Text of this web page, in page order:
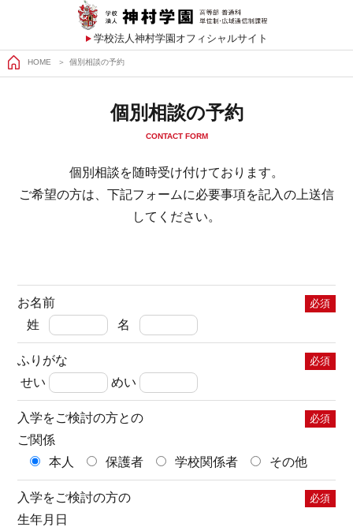
学校法人神村学園オフィシャルサイト
HOME 個別相談の予約
個別相談の予約
CONTACT FORM
個別相談を随時受け付けております。
ご希望の方は、下記フォームに必要事項を記入の上送信
してください。
お名前 必須
姓 名
ふりがな 必須
せい めい
入学をご検討の方との
ご関係
必須
本人 保護者 学校関係者 その他
入学をご検討の方の
生年月日
必須